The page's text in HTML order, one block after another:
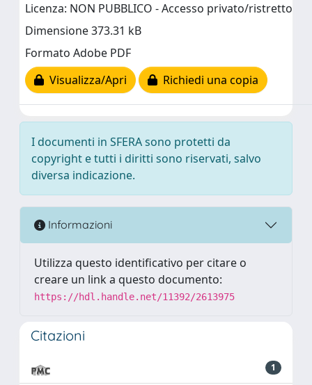
Licenza: NON PUBBLICO - Accesso privato/ristretto
Dimensione 373.31 kB
Formato Adobe PDF
Visualizza/Apri
Richiedi una copia
I documenti in SFERA sono protetti da
copyright e tutti i diritti sono riservati, salvo
diversa indicazione.
Informazioni
Utilizza questo identificativo per citare o
creare un link a questo documento:
https://hdl.handle.net/11392/2613975
Citazioni
1